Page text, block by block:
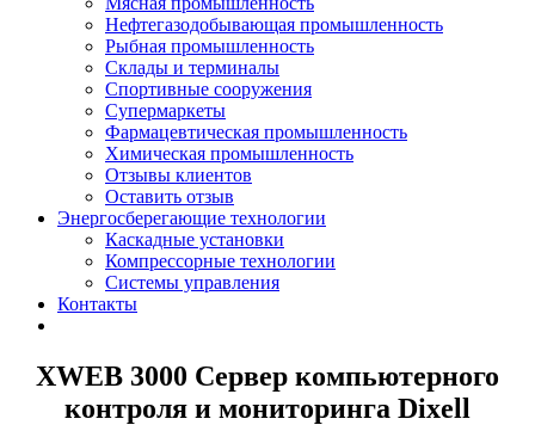
Нефтегазодобывающая промышленность
Рыбная промышленность
Склады и терминалы
Спортивные сооружения
Супермаркеты
Фармацевтическая промышленность
Химическая промышленность
Отзывы клиентов
Оставить отзыв
Энергосберегающие технологии
Каскадные установки
Компрессорные технологии
Системы управления
Контакты
XWEB 3000 Сервер компьютерного
контроля и мониторинга Dixell